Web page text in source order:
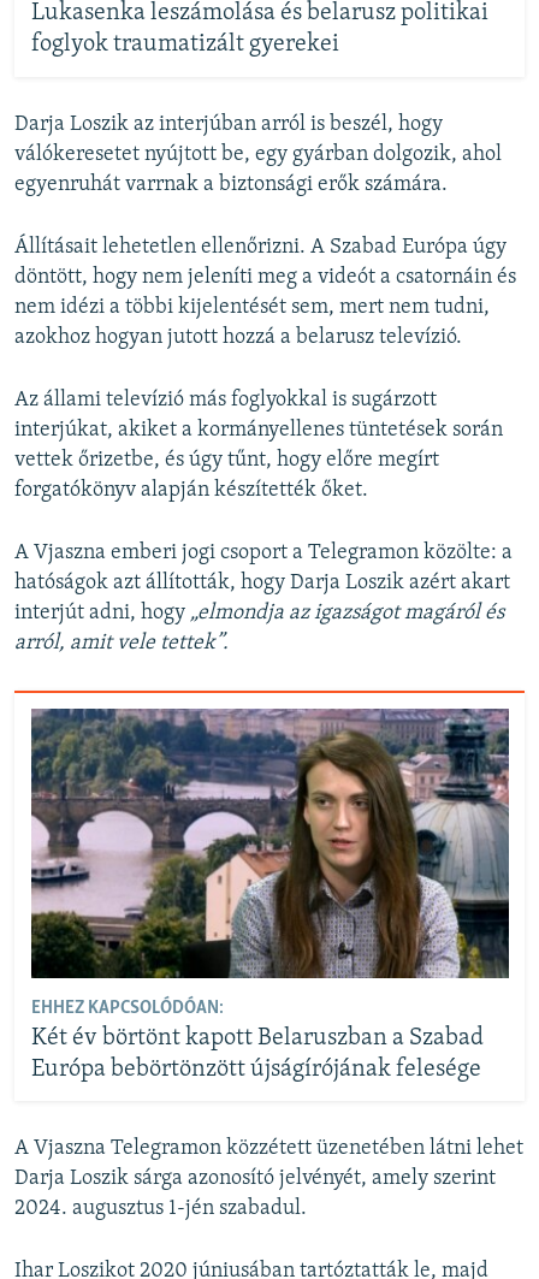
Lukasenka leszámolása és belarusz politikai
foglyok traumatizált gyerekei
Darja Loszik az interjúban arról is beszél, hogy
válókeresetet nyújtott be, egy gyárban dolgozik, ahol
egyenruhát varrnak a biztonsági erők számára.
Állításait lehetetlen ellenőrizni. A Szabad Európa úgy
döntött, hogy nem jeleníti meg a videót a csatornáin és
nem idézi a többi kijelentését sem, mert nem tudni,
azokhoz hogyan jutott hozzá a belarusz televízió.
Az állami televízió más foglyokkal is sugárzott
interjúkat, akiket a kormányellenes tüntetések során
vettek őrizetbe, és úgy tűnt, hogy előre megírt
forgatókönyv alapján készítették őket.
A Vjaszna emberi jogi csoport a Telegramon közölte: a
hatóságok azt állították, hogy Darja Loszik azért akart
interjút adni, hogy „elmondja az igazságot magáról és
arról, amit vele tettek”.
EHHEZ KAPCSOLÓDÓAN:
Két év börtönt kapott Belaruszban a Szabad
Európa bebörtönzött újságírójának felesége
A Vjaszna Telegramon közzétett üzenetében látni lehet
Darja Loszik sárga azonosító jelvényét, amely szerint
2024. augusztus 1-jén szabadul.
Ihar Loszikot 2020 júniusában tartóztatták le, majd